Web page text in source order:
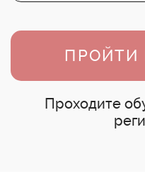
ПРОЙТИ
Проходите